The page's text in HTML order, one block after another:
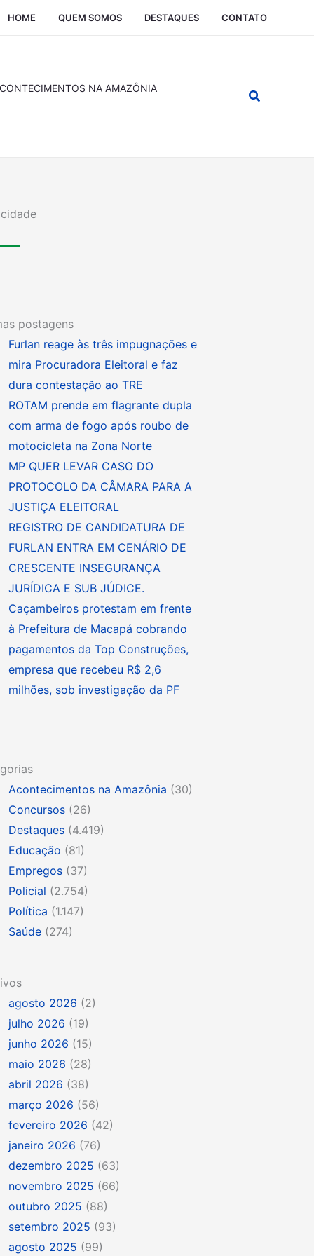
HOME QUEM SOMOS DESTAQUES CONTATO
NA AMAZÔNIA Pesquisar
postagens
Furlan reage às três impugnações e
mira Procuradora Eleitoral e faz
dura contestação ao TRE
ROTAM prende em flagrante dupla
com arma de fogo após roubo de
motocicleta na Zona Norte
MP QUER LEVAR CASO DO
PROTOCOLO DA CÂMARA PARA A
JUSTIÇA ELEITORAL
REGISTRO DE CANDIDATURA DE
FURLAN ENTRA EM CENÁRIO DE
CRESCENTE INSEGURANÇA
JURÍDICA E SUB JÚDICE.
Caçambeiros protestam em frente
à Prefeitura de Macapá cobrando
pagamentos da Top Construções,
empresa que recebeu R$ 2,6
milhões, sob investigação da PF
Acontecimentos na Amazônia (30)
Concursos (26)
Destaques (4.419)
Educação (81)
Empregos (37)
Policial (2.754)
Política (1.147)
Saúde (274)
agosto 2026 (2)
julho 2026 (19)
junho 2026 (15)
maio 2026 (28)
abril 2026 (38)
março 2026 (56)
fevereiro 2026 (42)
janeiro 2026 (76)
dezembro 2025 (63)
novembro 2025 (66)
outubro 2025 (88)
setembro 2025 (93)
agosto 2025 (99)